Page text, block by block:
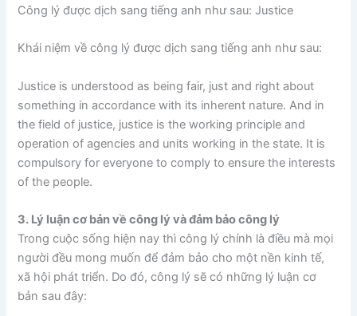
Công lý được dịch sang tiếng anh như sau: Justice
Khái niệm về công lý được dịch sang tiếng anh như sau:
Justice is understood as being fair, just and right about
something in accordance with its inherent nature. And in
the field of justice, justice is the working principle and
operation of agencies and units working in the state. It is
compulsory for everyone to comply to ensure the interests
of the people.
3. Lý luận cơ bản về công lý và đảm bảo công lý
Trong cuộc sống hiện nay thì công lý chính là điều mà mọi
người đều mong muốn để đảm bảo cho một nền kinh tế,
xã hội phát triển. Do đó, công lý sẽ có những lý luận cơ
bản sau đây: